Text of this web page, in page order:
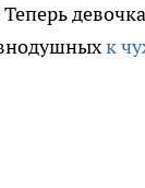
к